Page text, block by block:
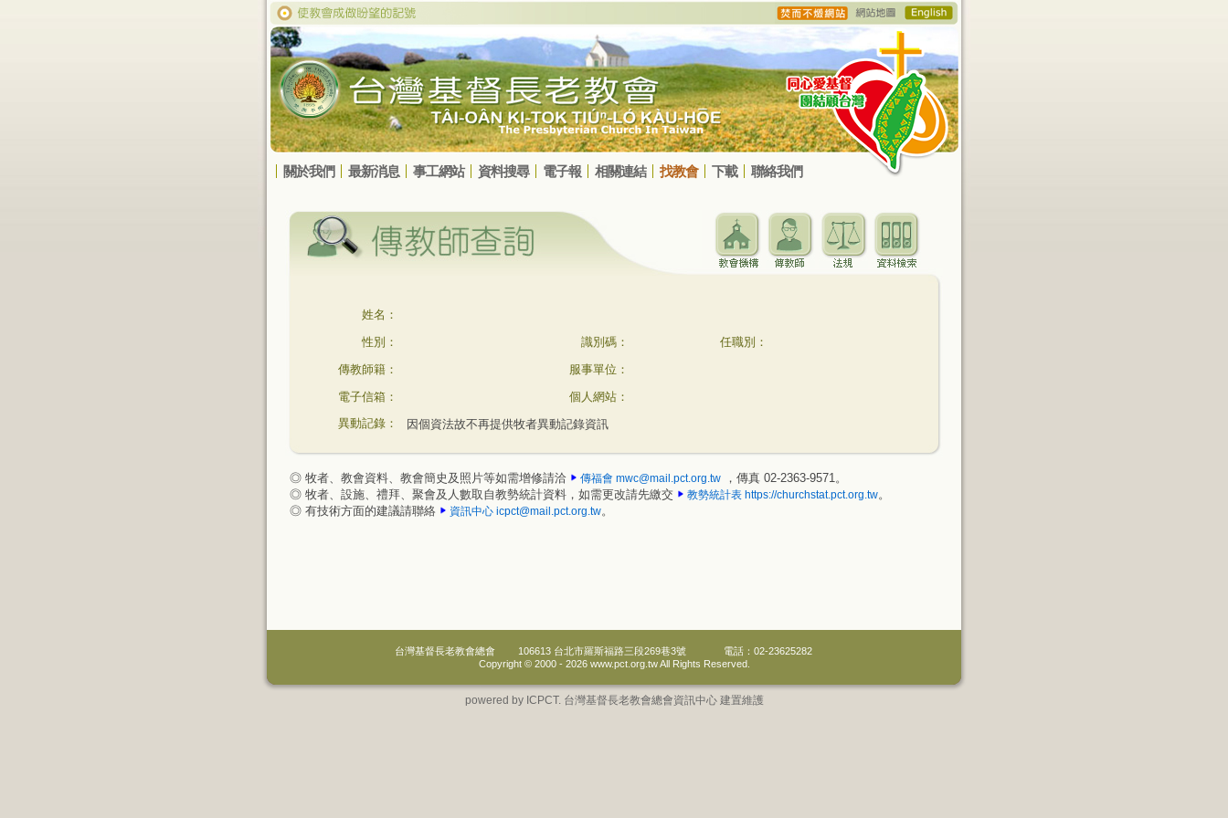
關於我們 最新消息 事工網站 資料搜尋 電子報 相關連結 找教會 下載 聯絡我們
姓名：
性別：
識別碼：
任職別：
傳教師籍：
服事單位：
電子信箱：
個人網站：
異動記錄：
因個資法故不再提供牧者異動記錄資訊
◎ 牧者、教會資料、教會簡史及照片等如需增修請洽 傳福會 mwc@mail.pct.org.tw ，傳真 02-2363-9571。
◎ 牧者、設施、禮拜、聚會及人數取自教勢統計資料，如需更改請先繳交
教勢統計表 https://churchstat.pct.org.tw。
◎ 有技術方面的建議請聯絡
資訊中心 icpct@mail.pct.org.tw。
台灣基督長老教會總會 106613 台北市羅斯福路三段269巷3號
電話：02-23625282
Copyright © 2000 - 2026 www.pct.org.tw All Rights Reserved.
powered by ICPCT. 台灣基督長老教會總會資訊中心 建置維護